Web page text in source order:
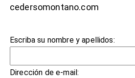
cedersomontano.com
Escriba su nombre y apellidos:
Dirección de e-mail: